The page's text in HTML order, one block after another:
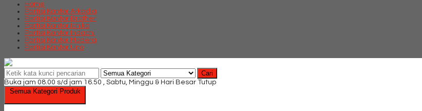
Home
Partisi Kantor Arkadia
Partisi Kantor Brother
Partisi Kantor Ichiko
Partisi Kantor Indachi
Partisi Kantor Modera
Partisi Kantor Uno
Cari
Buka jam 08.00 s/d jam 16.50 , Sabtu, Minggu & Hari Besar Tutup
Semua Kategori Produk